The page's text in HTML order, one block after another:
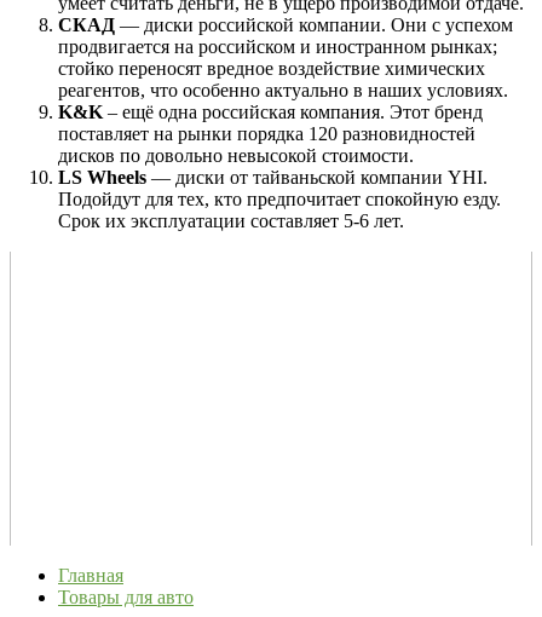
СКАД — диски российской компании. Они с успехом
продвигается на российском и иностранном рынках;
стойко переносят вредное воздействие химических
реагентов, что особенно актуально в наших условиях.
K&K – ещё одна российская компания. Этот бренд
поставляет на рынки порядка 120 разновидностей
дисков по довольно невысокой стоимости.
LS Wheels — диски от тайваньской компании YHI.
Подойдут для тех, кто предпочитает спокойную езду.
Срок их эксплуатации составляет 5-6 лет.
Главная
Товары для авто